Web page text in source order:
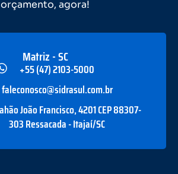
orçamento, agora!
Matriz - SC
+55 (47) 2103-5000
faleconosco@sidrasul.com.br
João Francisco, 4201 CEP 88307-
303 Ressacada - Itajaí/SC